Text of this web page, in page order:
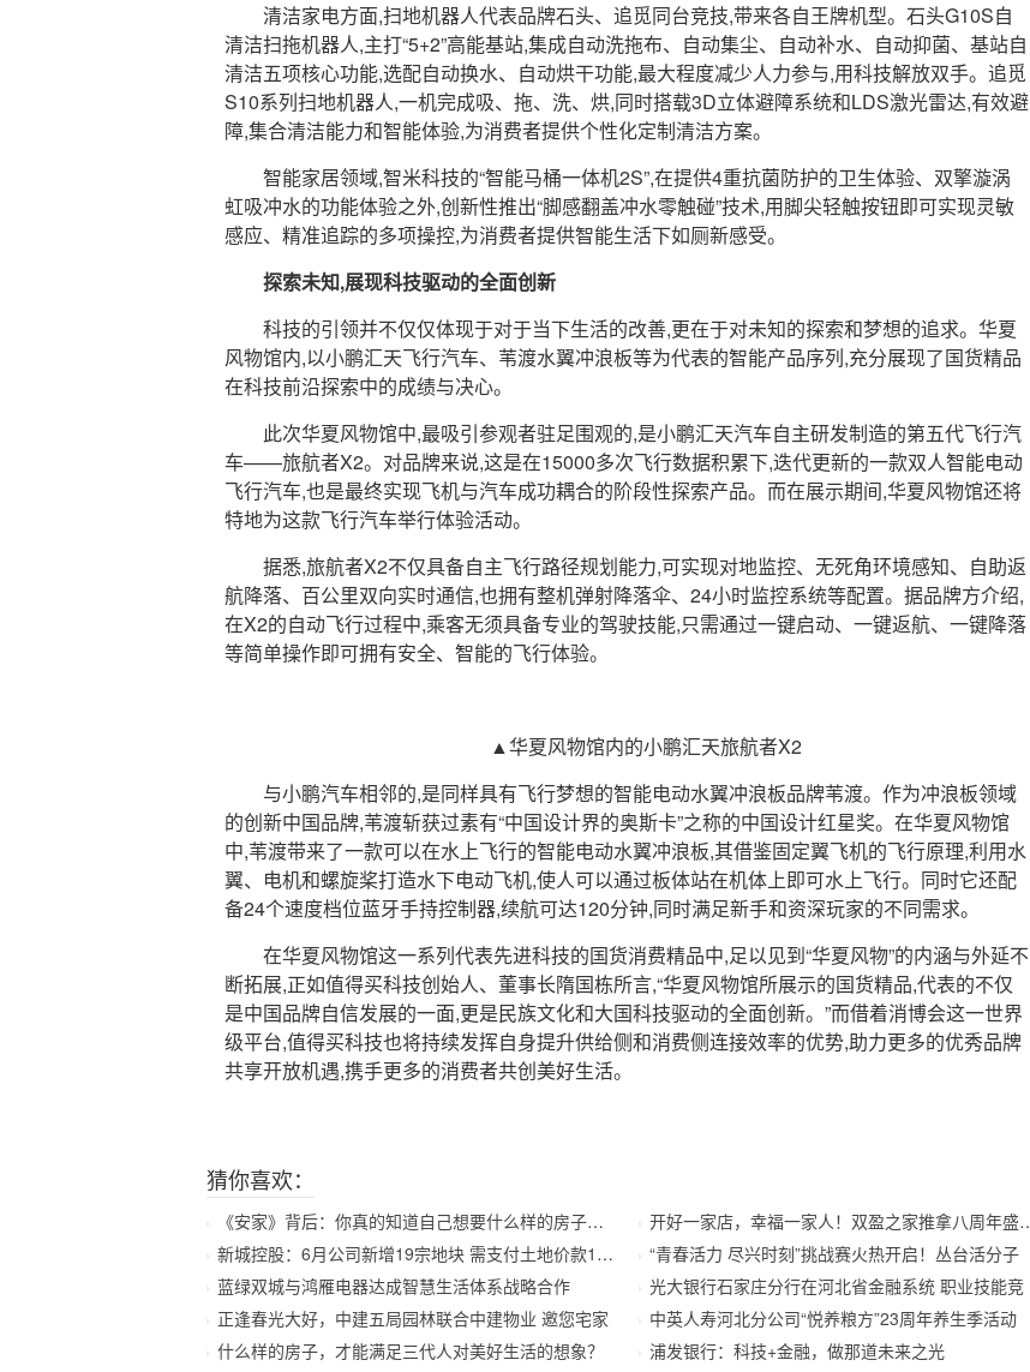
清洁家电方面,扫地机器人代表品牌石头、追觅同台竞技,带来各自王牌机型。石头G10S自
清洁扫拖机器人,主打“5+2”高能基站,集成自动洗拖布、自动集尘、自动补水、自动抑菌、基站自
清洁五项核心功能,选配自动换水、自动烘干功能,最大程度减少人力参与,用科技解放双手。追觅
S10系列扫地机器人,一机完成吸、拖、洗、烘,同时搭载3D立体避障系统和LDS激光雷达,有效避
障,集合清洁能力和智能体验,为消费者提供个性化定制清洁方案。
智能家居领域,智米科技的“智能马桶一体机2S”,在提供4重抗菌防护的卫生体验、双擎漩涡
虹吸冲水的功能体验之外,创新性推出“脚感翻盖冲水零触碰”技术,用脚尖轻触按钮即可实现灵敏
感应、精准追踪的多项操控,为消费者提供智能生活下如厕新感受。
探索未知,展现科技驱动的全面创新
科技的引领并不仅仅体现于对于当下生活的改善,更在于对未知的探索和梦想的追求。华夏
风物馆内,以小鹏汇天飞行汽车、苇渡水翼冲浪板等为代表的智能产品序列,充分展现了国货精品
在科技前沿探索中的成绩与决心。
此次华夏风物馆中,最吸引参观者驻足围观的,是小鹏汇天汽车自主研发制造的第五代飞行汽
车——旅航者X2。对品牌来说,这是在15000多次飞行数据积累下,迭代更新的一款双人智能电动
飞行汽车,也是最终实现飞机与汽车成功耦合的阶段性探索产品。而在展示期间,华夏风物馆还将
特地为这款飞行汽车举行体验活动。
据悉,旅航者X2不仅具备自主飞行路径规划能力,可实现对地监控、无死角环境感知、自助返
航降落、百公里双向实时通信,也拥有整机弹射降落伞、24小时监控系统等配置。据品牌方介绍,
在X2的自动飞行过程中,乘客无须具备专业的驾驶技能,只需通过一键启动、一键返航、一键降落
等简单操作即可拥有安全、智能的飞行体验。
▲华夏风物馆内的小鹏汇天旅航者X2
与小鹏汽车相邻的,是同样具有飞行梦想的智能电动水翼冲浪板品牌苇渡。作为冲浪板领域
的创新中国品牌,苇渡斩获过素有“中国设计界的奥斯卡”之称的中国设计红星奖。在华夏风物馆
中,苇渡带来了一款可以在水上飞行的智能电动水翼冲浪板,其借鉴固定翼飞机的飞行原理,利用水
翼、电机和螺旋桨打造水下电动飞机,使人可以通过板体站在机体上即可水上飞行。同时它还配
备24个速度档位蓝牙手持控制器,续航可达120分钟,同时满足新手和资深玩家的不同需求。
在华夏风物馆这一系列代表先进科技的国货消费精品中,足以见到“华夏风物”的内涵与外延不
断拓展,正如值得买科技创始人、董事长隋国栋所言,“华夏风物馆所展示的国货精品,代表的不仅
是中国品牌自信发展的一面,更是民族文化和大国科技驱动的全面创新。”而借着消博会这一世界
级平台,值得买科技也将持续发挥自身提升供给侧和消费侧连接效率的优势,助力更多的优秀品牌
共享开放机遇,携手更多的消费者共创美好生活。
猜你喜欢：
《安家》背后：你真的知道自己想要什么样的房子吗？
新城控股：6月公司新增19宗地块 需支付土地价款173.
蓝绿双城与鸿雁电器达成智慧生活体系战略合作
正逢春光大好，中建五局园林联合中建物业 邀您宅家
什么样的房子，才能满足三代人对美好生活的想象？
开好一家店，幸福一家人！双盈之家推拿八周年盛典精彩
“青春活力 尽兴时刻”挑战赛火热开启！丛台活分子
光大银行石家庄分行在河北省金融系统 职业技能竞
中英人寿河北分公司“悦养粮方”23周年养生季活动
浦发银行：科技+金融，做那道未来之光